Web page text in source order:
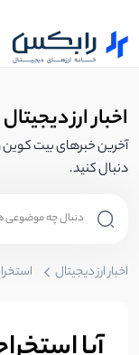
اخبار ارز
آخرین خبرهای بیت کوین و
دنبال کنید.
اخبار ارز دیجیتال